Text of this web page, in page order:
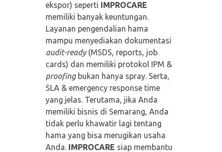
ekspor) seperti
IMPROCARE
memiliki banyak keuntungan.
Layanan pengendalian hama
mampu menyediakan dokumentasi
audit-ready(MSDS, reports, job
cards) dan memiliki protokol IPM &
proofingbukan hanya spray. Serta,
SLA & emergency response time
yang jelas. Terutama, jika Anda
memiliki bisnis di Semarang, Anda
tidak perlu khawatir lagi tentang
hama yang bisa merugikan usaha
Anda. IMPROCARE siap membantu